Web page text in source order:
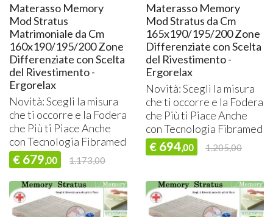
Materasso Memory
Mod Stratus
Matrimoniale da Cm
160x190/195/200 Zone
Differenziate con Scelta
del Rivestimento -
Ergorelax
Novità: Scegli la misura
che ti occorre e la Fodera
che Più ti Piace Anche
con Tecnologia Fibramed
€ 679,00 1.173,00
Materasso Memory
Mod Stratus da Cm
165x190/195/200 Zone
Differenziate con Scelta
del Rivestimento -
Ergorelax
Novità: Scegli la misura
che ti occorre e la Fodera
che Più ti Piace Anche
con Tecnologia Fibramed
€ 694,00 1.205,00